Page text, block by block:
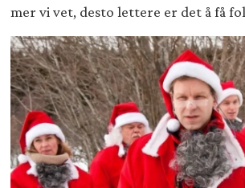
mer vi vet, desto lettere er det å få